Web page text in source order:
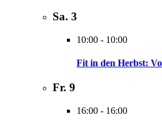
Sa. 3
10:00 - 10:00
Fit in den Herbst:
Fr. 9
16:00 - 16:00